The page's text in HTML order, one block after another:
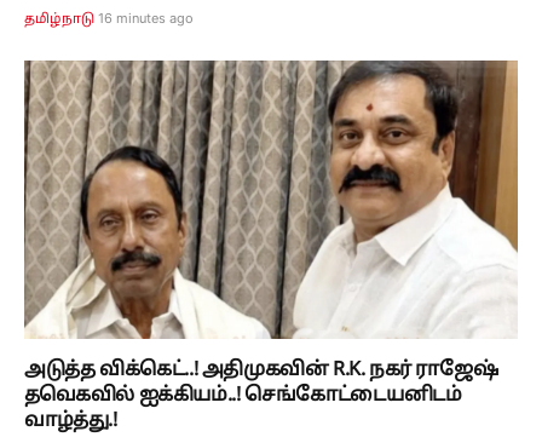
தமிழ்நாடு 16 minutes ago
அடுத்த விக்கெட்..! அதிமுகவின் R.K. நகர் ராஜேஷ்
தவெகவில் ஐக்கியம்..! செங்கோட்டையனிடம்
வாழ்த்து.!